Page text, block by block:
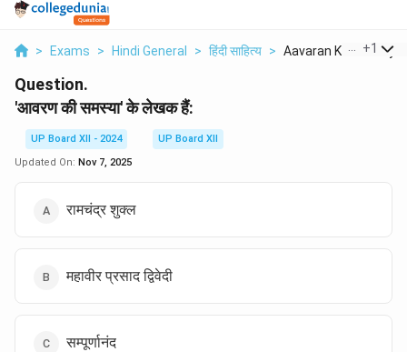
> Exams > Hindi General > हिंदी साहित्य > Aavaran Ki Samuhya
+1
Question.
'आवरण की समस्या' के लेखक हैं:
UP Board XII - 2024
UP Board XII
Updated On: Nov 7, 2025
रामचंद्र शुक्ल
महावीर प्रसाद द्विवेदी
सम्पूर्णानंद